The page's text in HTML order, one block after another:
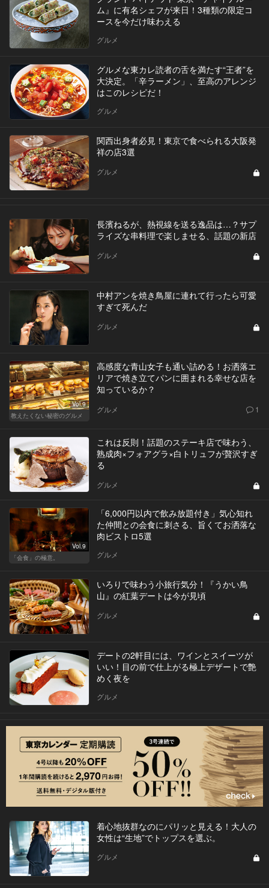
ム』に有名シェフが来日！3種類の限定コ
ースを今だけ味わえる
グルメ
グルメな東カレ読者の舌を満たす“王者”を
大決定。「辛ラーメン」、至高のアレンジ
はこのレシピだ！
グルメ
関西出身者必見！東京で食べられる大阪発
祥の店3選
グルメ
長濱ねるが、熱視線を送る逸品は…？サプ
ライズな串料理で楽しませる、話題の新店
グルメ
中村アンを焼き鳥屋に連れて行ったら可愛
すぎて死んだ
グルメ
Vol.9
教えたくない秘密のグルメ
高感度な青山女子も通い詰める！お洒落エ
リアで焼き立てパンに囲まれる幸せな店を
知っているか？
グルメ 1
これは反則！話題のステーキ店で味わう、
熟成肉×フォアグラ×白トリュフが贅沢すぎ
る
グルメ
Vol.9
「会食」の極意。
「6,000円以内で飲み放題付き」気心知れ
た仲間との会食に刺さる、旨くてお洒落な
肉ビストロ5選
グルメ
いろりで味わう小旅行気分！『うかい鳥
山』の紅葉デートは今が見頃
グルメ
デートの2軒目には、ワインとスイーツが
いい！目の前で仕上がる極上デザートで艶
めく夜を
グルメ
着心地抜群なのにパリッと見える！大人の
女性は“生地”でトップスを選ぶ。
グルメ